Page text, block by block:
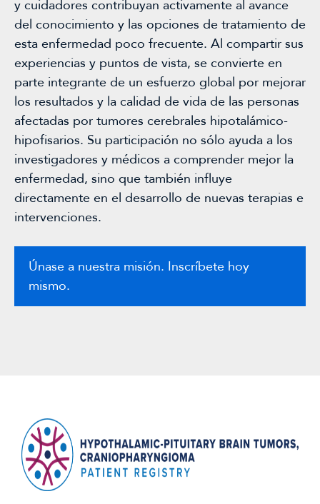
reposo). Las comunicaciones entre el
servidor de aplicaciones de la plataforma
de registro y la base de datos también
están cifradas. Como ocurre con cualquier
información que se facilita
electrónicamente, existe una posibilidad
muy remota de que la privacidad se vea
comprometida. Sin embargo, el registro y
las medidas de seguridad minimizan la
posibilidad de que esto ocurra.
Además, la información proporcionada por
los participantes es desidentificada, lo que
significa que se ha eliminado toda
Identificación Personal de Salud (IPS), y
que desarrollan posibles fármacos u otros
tratamientos para los tumores cerebrales
hipotalámico-hipofisarios, u otras partes.
En algunos casos que serán revisados por
el consejo asesor del registro, se
compartirán si la investigación no puede
realizarse sin ellos. Los investigadores
deberán firmar un Acuerdo de
Confidencialidad en el que se
comprometen a mantener segura su
información.
- Solicitud de acceso a los datos
personales y de rectificación o supresión
de los mismos;
- Recibir datos personales en un formato
portátil y fácilmente accesible;
- Restringir o retirar el permiso para el
tratamiento de información personal.
- Presentar una reclamación ante la
autoridad de control competente.
y cuidadores contribuyan activamente al avance
del conocimiento y las opciones de tratamiento de
esta enfermedad poco frecuente. Al compartir sus
experiencias y puntos de vista, se convierte en
parte integrante de un esfuerzo global por mejorar
los resultados y la calidad de vida de las personas
afectadas por tumores cerebrales hipotalámico-
hipofisarios. Su participación no sólo ayuda a los
investigadores y médicos a comprender mejor la
enfermedad, sino que también influye
directamente en el desarrollo de nuevas terapias e
intervenciones.
Únase a nuestra misión. Inscríbete hoy
mismo.